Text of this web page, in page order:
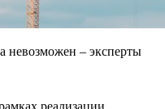
невозможен – эксперты
реализации